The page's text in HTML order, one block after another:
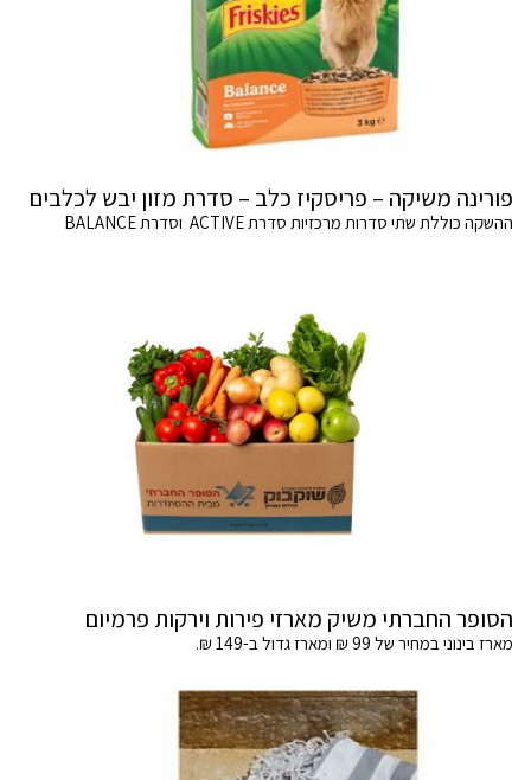
פורינה משיקה – פריסקיז כלב – סדרת מזון יבש לכלבים
ההשקה כוללת שתי סדרות מרכזיות סדרת ACTIVE וסדרת BALANCE
הסופר החברתי משיק מארזי פירות וירקות פרמיום
מארז בינוני במחיר של 99 ₪ ומארז גדול ב-149 ₪.